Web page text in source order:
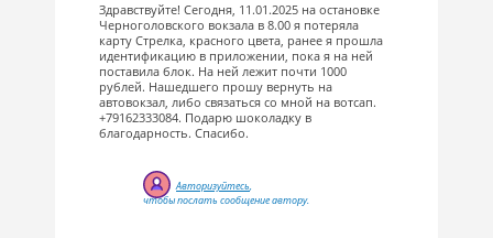
Здравствуйте! Сегодня, 11.01.2025 на остановке
Черноголовского вокзала в 8.00 я потеряла
карту Стрелка, красного цвета, ранее я прошла
идентификацию в приложении, пока я на ней
поставила блок. На ней лежит почти 1000
рублей. Нашедшего прошу вернуть на
автовокзал, либо связаться со мной на вотсап.
+79162333084. Подарю шоколадку в
благодарность. Спасибо.
Авторизуйтесь,
чтобы послать сообщение автору.